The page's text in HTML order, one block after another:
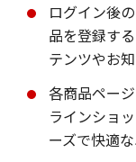
ログイン後
品を登録す
テンツやお
各商品ペー
ラインショ
ーズで快適